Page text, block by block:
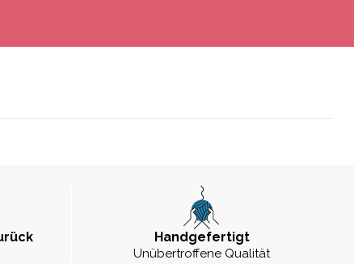
Handgefertigt
Unübertroffene Qualität